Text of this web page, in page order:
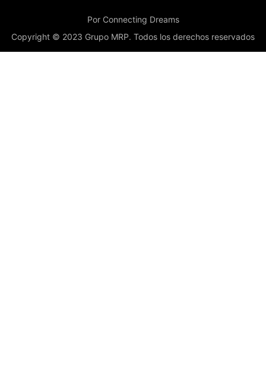
Por Connecting Dreams
Copyright © 2023 Grupo MRP. Todos los derechos reservados